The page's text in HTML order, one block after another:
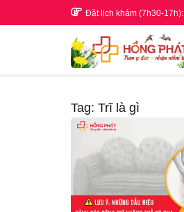
to
Đặt lịch khám (7h30-17h):
Tag: Trĩ là gì